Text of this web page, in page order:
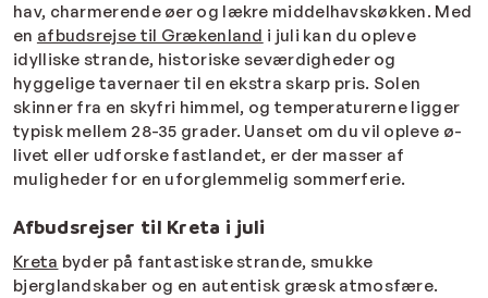
hav, charmerende øer og lækre middelhavskøkken. Med
en afbudsrejse til Grækenland i juli kan du opleve
idylliske strande, historiske seværdigheder og
hyggelige tavernaer til en ekstra skarp pris. Solen
skinner fra en skyfri himmel, og temperaturerne ligger
typisk mellem 28-35 grader. Uanset om du vil opleve ø-
livet eller udforske fastlandet, er der masser af
muligheder for en uforglemmelig sommerferie.
Afbudsrejser til Kreta i juli
Kreta byder på fantastiske strande, smukke
bjerglandskaber og en autentisk græsk atmosfære.